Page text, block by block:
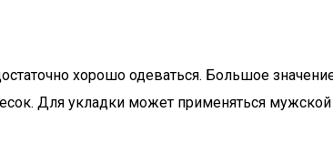
хорошо одеваться. Большое
Для укладки может применяться